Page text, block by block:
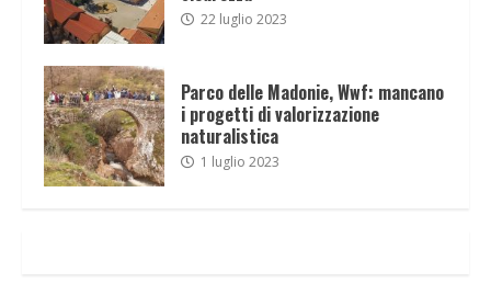
22 luglio 2023
Parco delle Madonie, Wwf: mancano
i progetti di valorizzazione
naturalistica
1 luglio 2023